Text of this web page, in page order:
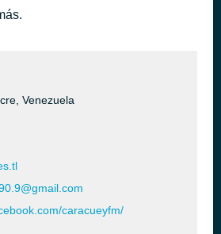
Venezuela
caracueyfm/